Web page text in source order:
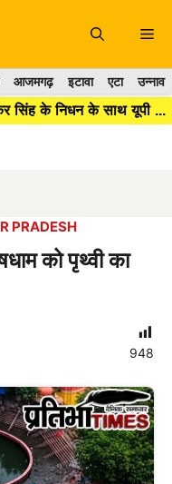
आजमगढ़ इटावा एटा उन्नाव
बहुमत से शून्य तक: उमाशंकर सिंह के निधन के साथ यूपी विधानसभा में BSP का अस्तित्व हुआ खत्म।।
PRADESH
को पृथ्वी का
948